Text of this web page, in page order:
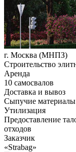
г. Москва (МНПЗ)
Строительство
Аренда
10 самосвалов
Доставка и вывоз
Сыпучие
Утилизация
Предоставление
отходов
Заказчик
«Strabag»